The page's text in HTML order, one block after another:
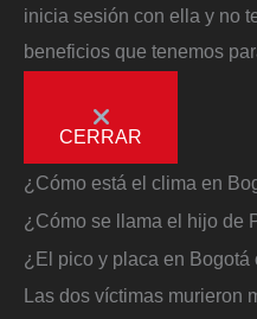
inicia sesión con ella y no
beneficios que tenemos
CERRAR
¿Cómo está el clima en
¿Cómo se llama el hijo de
¿El pico y placa en
Las dos víctimas murieron